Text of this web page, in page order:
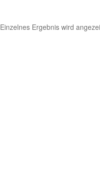
Einzelnes Ergebnis wird